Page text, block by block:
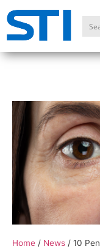
Home / News / 10